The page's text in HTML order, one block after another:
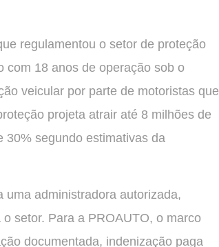
regulamentou o setor de proteção
com 18 anos de operação sob o
veicular por parte de motoristas que
projeta atrair até 8 milhões de
30% segundo estimativas da
uma administradora autorizada,
setor. Para a PROAUTO, o marco
documentada, indenização paga